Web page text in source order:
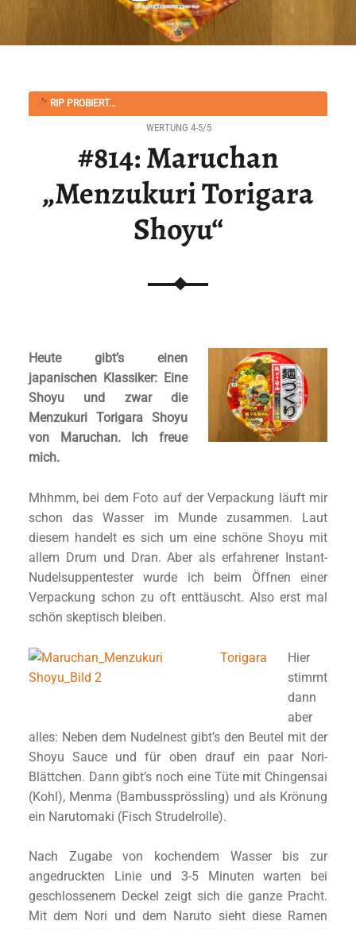
RIP PROBIERT...
#814: Maruchan
„Menzukuri Torigara
Shoyu“
WERTUNG 4-5/5
Heute gibt’s einen
japanischen Klassiker: Eine
Shoyu und zwar die
Menzukuri Torigara Shoyu
von Maruchan. Ich freue
mich.
Mhhmm, bei dem Foto auf der Verpackung läuft mir
schon das Wasser im Munde zusammen. Laut
diesem handelt es sich um eine schöne Shoyu mit
allem Drum und Dran. Aber als erfahrener Instant-
Nudelsuppentester wurde ich beim Öffnen einer
Verpackung schon zu oft enttäuscht. Also erst mal
schön skeptisch bleiben.
Hier
stimmt
dann
aber
alles: Neben dem Nudelnest gibt’s den Beutel mit der
Shoyu Sauce und für oben drauf ein paar Nori-
Blättchen. Dann gibt’s noch eine Tüte mit Chingensai
(Kohl), Menma (Bambussprössling) und als Krönung
ein Narutomaki (Fisch Strudelrolle).
Nach Zugabe von kochendem Wasser bis zur
angedruckten Linie und 3-5 Minuten warten bei
geschlossenem Deckel zeigt sich die ganze Pracht.
Mit dem Nori und dem Naruto sieht diese Ramen